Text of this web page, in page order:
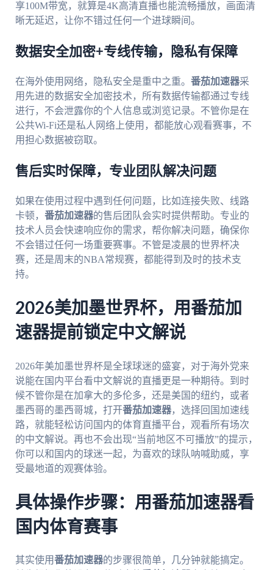
享100M带宽，就算是4K高清直播也能流畅播放，画面清
晰无延迟，让你不错过任何一个进球瞬间。
数据安全加密+专线传输，隐私有保障
在海外使用网络，隐私安全是重中之重。 番茄加速器采
用先进的数据安全加密技术，所有数据传输都通过专线
进行，不会泄露你的个人信息或浏览记录。不管你是在
公共Wi-Fi还是私人网络上使用，都能放心观看赛事，不
用担心数据被窃取。
售后实时保障，专业团队解决问题
如果在使用过程中遇到任何问题，比如连接失败、线路
卡顿， 番茄加速器的售后团队会实时提供帮助。专业的
技术人员会快速响应你的需求，帮你解决问题，确保你
不会错过任何一场重要赛事。不管是凌晨的世界杯决
赛，还是周末的NBA常规赛，都能得到及时的技术支
持。
2026美加墨世界杯，用番茄加
速器提前锁定中文解说
2026年美加墨世界杯是全球球迷的盛宴，对于海外党来
说能在国内平台看中文解说的直播更是一种期待。到时
候不管你是在加拿大的多伦多，还是美国的纽约，或者
墨西哥的墨西哥城，打开番茄加速器，选择回国加速线
路，就能轻松访问国内的体育直播平台，观看所有场次
的中文解说。再也不会出现“当前地区不可播放”的提示，
你可以和国内的球迷一起，为喜欢的球队呐喊助威，享
受最地道的观赛体验。
具体操作步骤：用番茄加速器看
国内体育赛事
其实使用番茄加速器的步骤很简单，几分钟就能搞定。